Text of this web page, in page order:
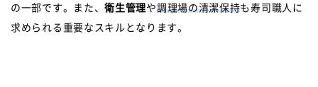
の一部です。また、衛生管理や調理場の清潔保持も寿司職人に
求められる重要なスキルとなります。